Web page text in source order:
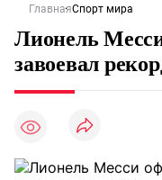
ГлавнаяСпорт мира
Лионель
завоевал